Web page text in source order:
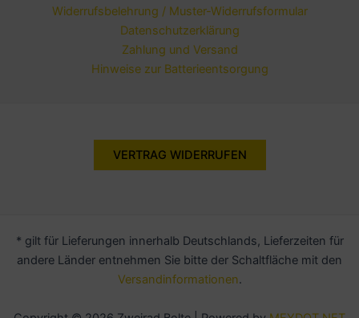
Widerrufsbelehrung / Muster-Widerrufsformular
Datenschutzerklärung
Zahlung und Versand
Hinweise zur Batterieentsorgung
VERTRAG WIDERRUFEN
* gilt für Lieferungen innerhalb Deutschlands, Lieferzeiten für
andere Länder entnehmen Sie bitte der Schaltfläche mit den
Versandinformationen.